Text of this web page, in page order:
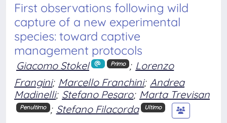
First observations following wild
capture of a new experimental
species: toward captive
management protocols
Giacomo Stokel Primo ; Lorenzo
Frangini; Marcello Franchini; Andrea
Madinelli; Stefano Pesaro; Marta Trevisan
Penultimo ; Stefano Filacorda Ultimo